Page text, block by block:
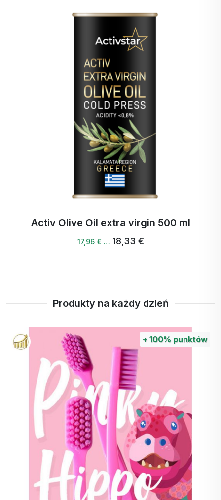
Różowa sól himalajska - 50%
Organiczny boczniak ostrygowaty - 20%
Organiczny grzyb shiitake - 20%
BIO hericium (jeżowiec koralowy) - 10%
Dlaczego to pokochasz
3 rodzaje grzybów w jednej mieszance
wyrazisty smak bez potrzeby stosowania
dodatkowych aromatów
nadaje się do codziennego gotowania
łatwe w użyciu zarówno w gorącej, jak i zimnej
Organiczne składniki grzybowe
Zastosowanie
marynat i past do smarowania
roślin strączkowych i dodatków
Opakowanie
Activ Omega + Vegan
54,38 € … 56,64 €
Produkty na każdy dzień
+30%punktów